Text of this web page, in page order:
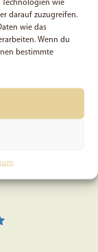
wie
darauf zuzugreifen.
wie das
Wenn du
bestimmte
Card – Richter